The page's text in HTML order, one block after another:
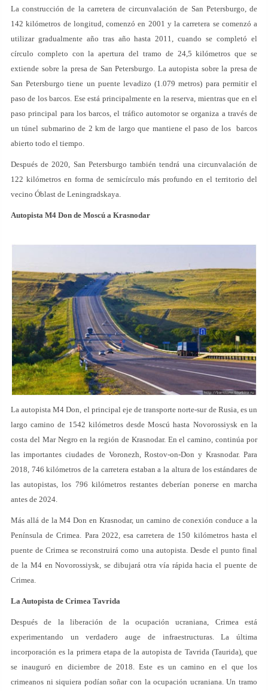
La construcción de la carretera de circunvalación de San Petersburgo, de
142 kilómetros de longitud, comenzó en 2001 y la carretera se comenzó a
utilizar gradualmente año tras año hasta 2011, cuando se completó el
círculo completo con la apertura del tramo de 24,5 kilómetros que se
extiende sobre la presa de San Petersburgo. La autopista sobre la presa de
San Petersburgo tiene un puente levadizo (1.079 metros) para permitir el
paso de los barcos. Ese está principalmente en la reserva, mientras que en el
paso principal para los barcos, el tráfico automotor se organiza a través de
un túnel submarino de 2 km de largo que mantiene el paso de los barcos
abierto todo el tiempo.
Después de 2020, San Petersburgo también tendrá una circunvalación de
122 kilómetros en forma de semicírculo más profundo en el territorio del
vecino Óblast de Leningradskaya.
Autopista M4 Don de Moscú a Krasnodar
La autopista M4 Don, el principal eje de transporte norte-sur de Rusia, es un
largo camino de 1542 kilómetros desde Moscú hasta Novorossiysk en la
costa del Mar Negro en la región de Krasnodar. En el camino, continúa por
las importantes ciudades de Voronezh, Rostov-on-Don y Krasnodar. Para
2018, 746 kilómetros de la carretera estaban a la altura de los estándares de
las autopistas, los 796 kilómetros restantes deberían ponerse en marcha
antes de 2024.
Más allá de la M4 Don en Krasnodar, un camino de conexión conduce a la
Península de Crimea. Para 2022, esa carretera de 150 kilómetros hasta el
puente de Crimea se reconstruirá como una autopista. Desde el punto final
de la M4 en Novorossiysk, se dibujará otra vía rápida hacia el puente de
Crimea.
La Autopista de Crimea Tavrida
Después de la liberación de la ocupación ucraniana, Crimea está
experimentando un verdadero auge de infraestructuras. La última
incorporación es la primera etapa de la autopista de Tavrida (Taurida), que
se inauguró en diciembre de 2018. Este es un camino en el que los
crimeanos ni siquiera podían soñar con la ocupación ucraniana. Un tramo